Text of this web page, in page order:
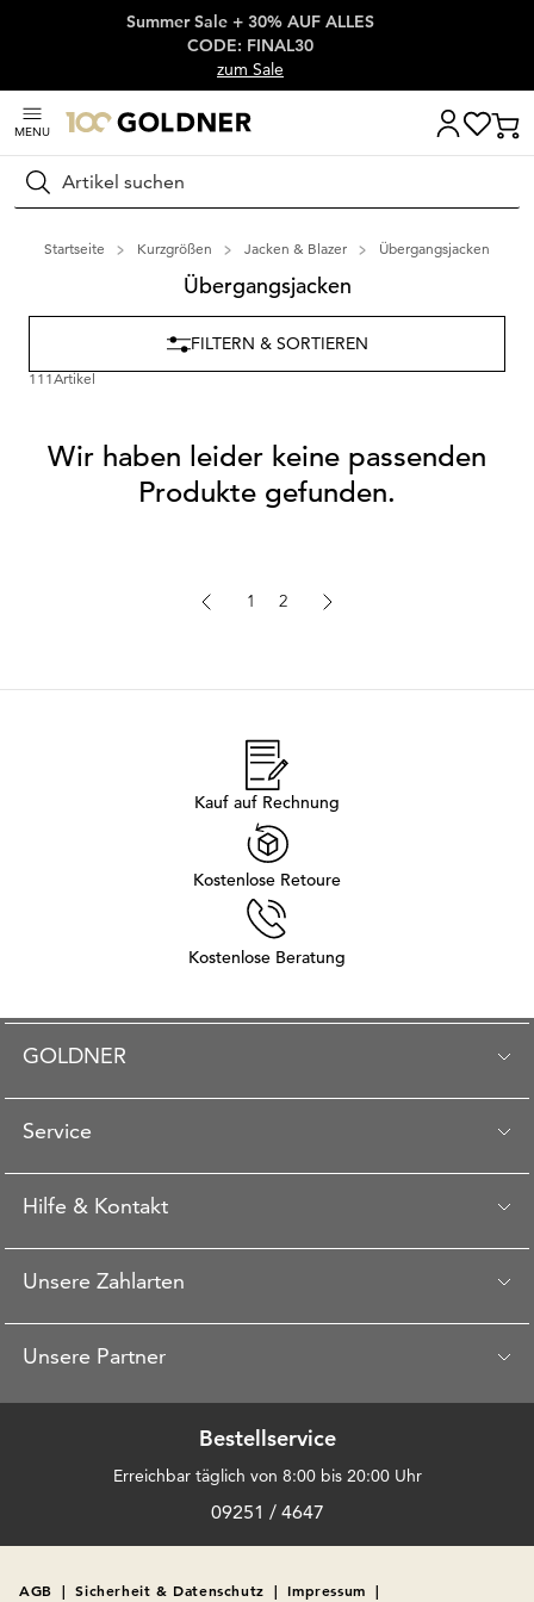
Überspringe Navigation, direkt zum Content
Summer Sale + 30% AUF ALLES
CODE: FINAL30
zum Sale
MENU
Suchen
Startseite Kurzgrößen Jacken & Blazer Übergangsjacken
Übergangsjacken
111Artikel
FILTERN & SORTIEREN
Wir haben leider keine passenden
Produkte gefunden.
1 2
Kauf auf Rechnung
Kostenlose Retoure
Kostenlose Beratung
GOLDNER
Service
Hilfe & Kontakt
Unsere Zahlarten
Unsere Partner
Bestellservice
Erreichbar täglich von 8:00 bis 20:00 Uhr
09251 / 4647
AGB | Sicherheit & Datenschutz | Impressum |